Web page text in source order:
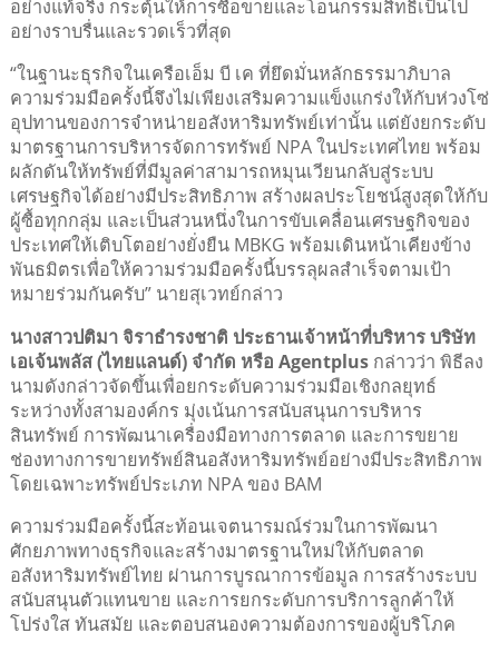
อย่างแท้จริง กระตุ้นให้การซื้อขายและโอนกรรมสิทธิ์เป็นไป
อย่างราบรื่นและรวดเร็วที่สุด
“ในฐานะธุรกิจในเครือเอ็ม บี เค ที่ยึดมั่นหลักธรรมาภิบาล
ความร่วมมือครั้งนี้จึงไม่เพียงเสริมความแข็งแกร่งให้กับห่วงโซ่
อุปทานของการจำหน่ายอสังหาริมทรัพย์เท่านั้น แต่ยังยกระดับ
มาตรฐานการบริหารจัดการทรัพย์ NPA ในประเทศไทย พร้อม
ผลักดันให้ทรัพย์ที่มีมูลค่าสามารถหมุนเวียนกลับสู่ระบบ
เศรษฐกิจได้อย่างมีประสิทธิภาพ สร้างผลประโยชน์สูงสุดให้กับ
ผู้ซื้อทุกกลุ่ม และเป็นส่วนหนึ่งในการขับเคลื่อนเศรษฐกิจของ
ประเทศให้เติบโตอย่างยั่งยืน MBKG พร้อมเดินหน้าเคียงข้าง
พันธมิตรเพื่อให้ความร่วมมือครั้งนี้บรรลุผลสำเร็จตามเป้า
หมายร่วมกันครับ” นายสุเวทย์กล่าว
นางสาวปติมา จิราธำรงชาติ ประธานเจ้าหน้าที่บริหาร บริษัท
เอเจ้นพลัส (ไทยแลนด์) จำกัด หรือ Agentplusกล่าวว่า พิธีลง
นามดังกล่าวจัดขึ้นเพื่อยกระดับความร่วมมือเชิงกลยุทธ์
ระหว่างทั้งสามองค์กร มุ่งเน้นการสนับสนุนการบริหาร
สินทรัพย์ การพัฒนาเครื่องมือทางการตลาด และการขยาย
ช่องทางการขายทรัพย์สินอสังหาริมทรัพย์อย่างมีประสิทธิภาพ
โดยเฉพาะทรัพย์ประเภท NPA ของ BAM
ความร่วมมือครั้งนี้สะท้อนเจตนารมณ์ร่วมในการพัฒนา
ศักยภาพทางธุรกิจและสร้างมาตรฐานใหม่ให้กับตลาด
อสังหาริมทรัพย์ไทย ผ่านการบูรณาการข้อมูล การสร้างระบบ
สนับสนุนตัวแทนขาย และการยกระดับการบริการลูกค้าให้
โปร่งใส ทันสมัย และตอบสนองความต้องการของผู้บริโภค